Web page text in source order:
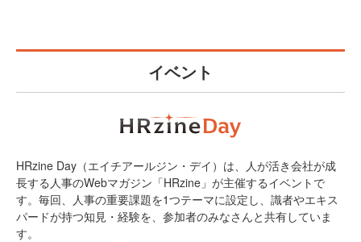
イベント
HRzine Day（エイチアールジン・デイ）は、人が活き会社が成
長する人事のWebマガジン「HRzine」が主催するイベントで
す。毎回、人事の重要課題を1つテーマに設定し、識者やエキス
パードが持つ知見・経験を、参加者のみなさんと共有していま
す。